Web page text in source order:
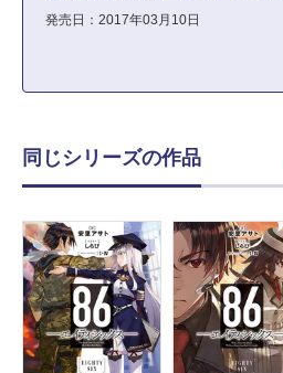
発売日：2017年03月10日
同じシリーズの作品